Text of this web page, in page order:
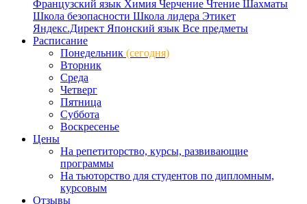
Французский язык Химия Черчение Чтение Шахматы
Школа безопасности Школа лидера Этикет
Яндекс.Директ Японский язык Все предметы
Расписание
Понедельник (сегодня)
Вторник
Среда
Четверг
Пятница
Суббота
Воскресенье
Цены
На репетиторство, курсы, развивающие
программы
На тьюторство для студентов по дипломным,
курсовым
Отзывы